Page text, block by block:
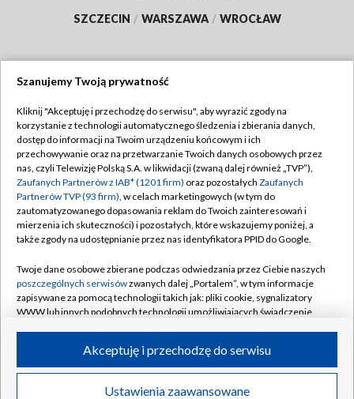
SZCZECIN / WARSZAWA / WROCŁAW
TVP
Abonament TVP
Emisja w TVP
Centrum informacji TVP
Naziemna Telewizja Cyfrowa
Rada Programowa
System NOS
Informacje o nadawcy
Program dla prasy
Regulamin TVP
Polityka prywatności
Moje zgody
Pomoc
Kontakt
Kanały
©2026 Telewizja Polska S.A. w likwidacji
Szanujemy Twoją prywatność
Kliknij "Akceptuję i przechodzę do serwisu", aby wyrazić zgody na
korzystanie z technologii automatycznego śledzenia i zbierania danych,
dostęp do informacji na Twoim urządzeniu końcowym i ich
przechowywanie oraz na przetwarzanie Twoich danych osobowych przez
nas, czyli Telewizję Polską S.A. w likwidacji (zwaną dalej również „TVP”),
Zaufanych Partnerów z IAB* (1201 firm) oraz pozostałych Zaufanych
Partnerów TVP (93 firm), w celach marketingowych (w tym do
zautomatyzowanego dopasowania reklam do Twoich zainteresowań i
mierzenia ich skuteczności) i pozostałych, które wskazujemy poniżej, a
także zgody na udostępnianie przez nas identyfikatora PPID do Google.
Twoje dane osobowe zbierane podczas odwiedzania przez Ciebie naszych
poszczególnych serwisówzwanych dalej „Portalem”, w tym informacje
zapisywane za pomocą technologii takich jak: pliki cookie, sygnalizatory
WWW lub innych podobnych technologii umożliwiających świadczenie
ruchu w Internecie.
Twoje dane osobowe zbierane podczas odwiedzania przez Ciebie
Ustawienia zaawansowane
Akceptuję i przechodzę do serwisu